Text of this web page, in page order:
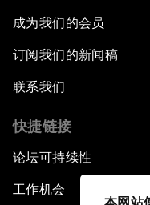
本网站
成为我们的会员
订阅我们的新闻稿
联系我们
快捷链接
论坛可持续性
工作机会